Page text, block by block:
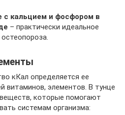
с кальцием и фосфором в
– практически идеальное
кКал определяется ее
витаминов, элементов. В тунце
которые помогают
системам организма: